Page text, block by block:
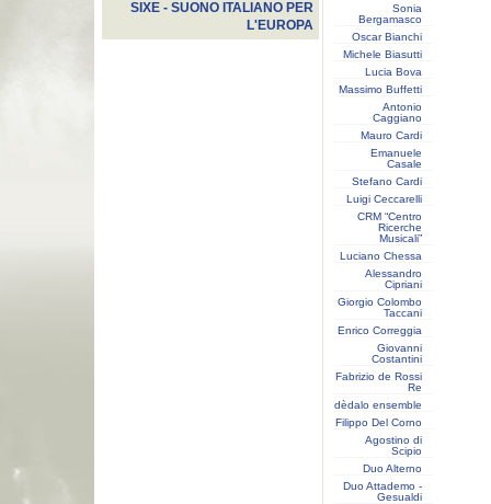
SIXE - SUONO ITALIANO PER
L'EUROPA
Sonia
Bergamasco
Oscar Bianchi
Michele Biasutti
Lucia Bova
Massimo Buffetti
Antonio
Caggiano
Mauro Cardi
Emanuele
Casale
Stefano Cardi
Luigi Ceccarelli
CRM “Centro
Ricerche
Musicali”
Luciano Chessa
Alessandro
Cipriani
Giorgio Colombo
Taccani
Enrico Correggia
Giovanni
Costantini
Fabrizio de Rossi
Re
dèdalo ensemble
Filippo Del Corno
Agostino di
Scipio
Duo Alterno
Duo Attademo -
Gesualdi